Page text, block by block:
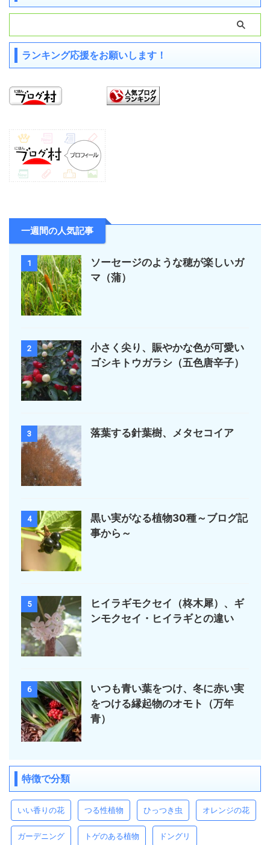
ランキング応援をお願いします！
一週間の人気記事
1
ソーセージのような穂が楽しいガ
マ（蒲）
2
小さく尖り、賑やかな色が可愛い
ゴシキトウガラシ（五色唐辛子）
3 落葉する針葉樹、メタセコイア
4
黒い実がなる植物30種～ブログ記
事から～
5
ヒイラギモクセイ（柊木犀）、ギ
ンモクセイ・ヒイラギとの違い
6
いつも青い葉をつけ、冬に赤い実
をつける縁起物のオモト（万年
青）
特徴で分類
いい香りの花 つる性植物 ひっつき虫 オレンジの花
ガーデニング トゲのある植物 ドングリ